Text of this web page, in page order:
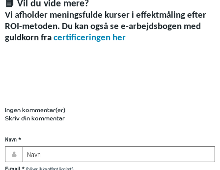
📘 Vil du vide mere?
Vi afholder meningsfulde kurser i effektmåling efter
ROI-metoden. Du kan også se e-arbejdsbogen med
guldkorn fra certificeringen her
Ingen kommentar(er)
Skriv din kommentar
Navn*